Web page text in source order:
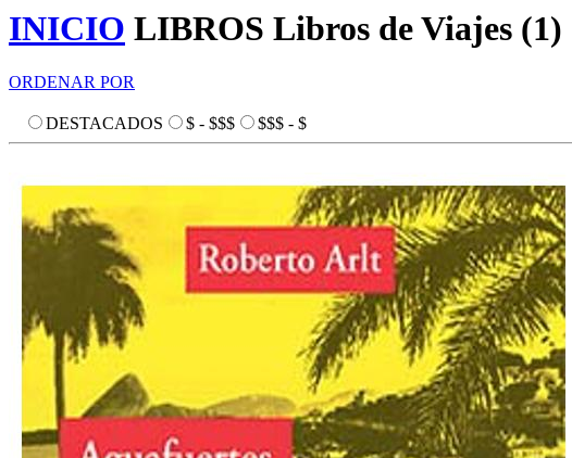
INICIO LIBROS Libros de Viajes (1)
ORDENAR POR
DESTACADOS $ - $$$ $$$ - $